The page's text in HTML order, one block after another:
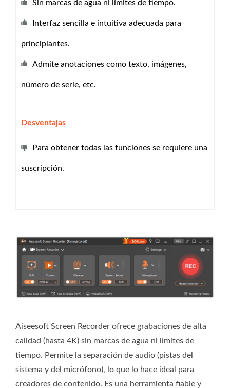
Sin marcas de agua ni límites de tiempo.
Interfaz sencilla e intuitiva adecuada para
principiantes.
Admite anotaciones como texto, imágenes,
número de serie, etc.
Desventajas
Para obtener todas las funciones se requiere una
suscripción.
Aiseesoft Screen Recorder ofrece grabaciones de alta
calidad (hasta 4K) sin marcas de agua ni límites de
tiempo. Permite la separación de audio (pistas del
sistema y del micrófono), lo que lo hace ideal para
creadores de contenido. Es una herramienta fiable y